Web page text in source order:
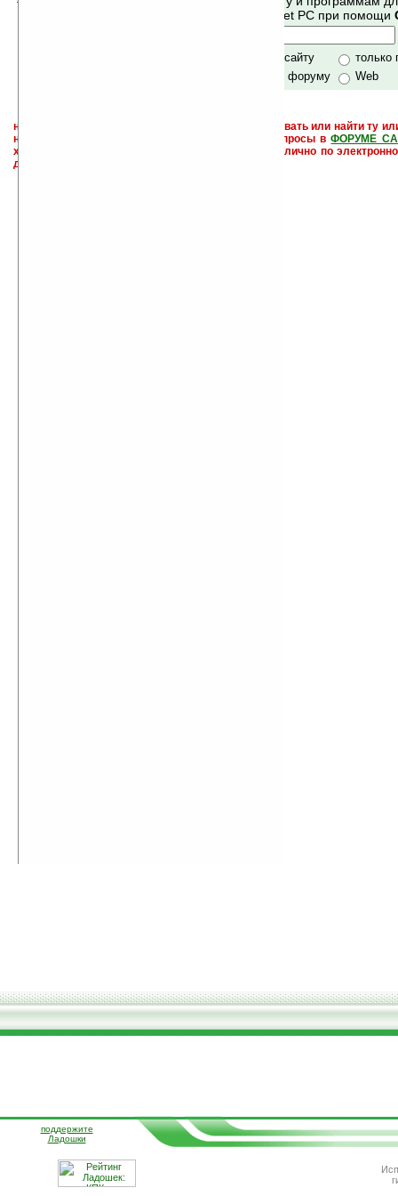
Mobile и Pocket PC при помощи
только по сайту
только
по сайту и форуму
Web
не забывайте, что если Вы не знаете как использовать или найти ту
настроить и с ней разобраться - пишите свои вопросы вФОРУМЕ
характера менеджеры разделов или автор сайта лично по
давать всем не успевают физически.
поддержите
Ладошки